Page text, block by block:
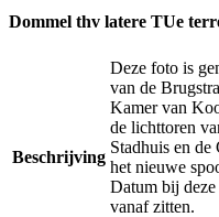
Dommel thv latere TUe
Beschrijving
Deze foto is
van de
Kamer van
de lichttoren
Stadhuis en de
het nieuwe
Datum bij
vanaf zitten.